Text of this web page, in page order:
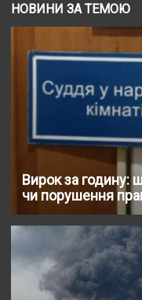
НОВИНИ ЗА ТЕМОЮ
Вирок за годину:
чи порушення